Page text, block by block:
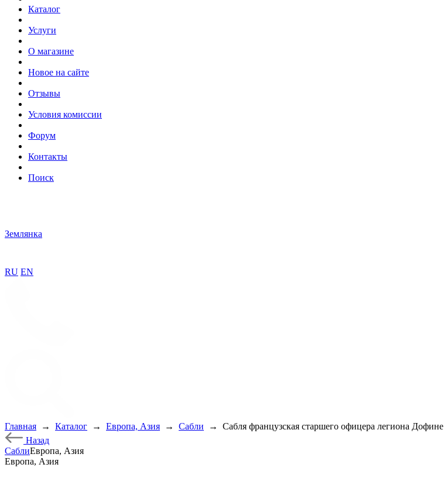
Каталог
Услуги
О магазине
Новое на сайте
Отзывы
Условия комиссии
Форум
Контакты
Поиск
Землянка
RU EN
Главная → Каталог → Европа, Азия → Сабли →
Сабля французская старшего офицера легиона Дофине
Назад
СаблиЕвропа, Азия
Европа, Азия